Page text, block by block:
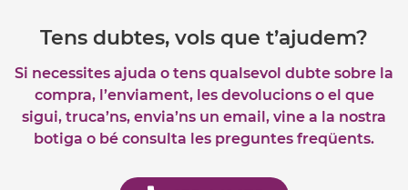
Tens dubtes, vols que t’ajudem?
Si necessites ajuda o tens qualsevol dubte sobre la
compra, l’enviament, les devolucions o el que
sigui, truca’ns, envia’ns un email, vine a la nostra
botiga o bé consulta les preguntes freqüents.